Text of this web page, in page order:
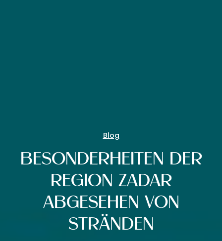
Blog
BESONDERHEITEN DER
REGION ZADAR
ABGESEHEN VON
STRÄNDEN